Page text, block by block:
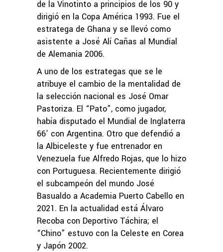
de la Vinotinto a principios de los 90 y
dirigió en la Copa América 1993. Fue el
estratega de Ghana y se llevó como
asistente a José Alí Cañas al Mundial
de Alemania 2006.
A uno de los estrategas que se le
atribuye el cambio de la mentalidad de
la selección nacional es José Omar
Pastoriza. El “Pato”, como jugador,
había disputado el Mundial de Inglaterra
66’ con Argentina. Otro que defendió a
la Albiceleste y fue entrenador en
Venezuela fue Alfredo Rojas, que lo hizo
con Portuguesa. Recientemente dirigió
el subcampeón del mundo José
Basualdo a Academia Puerto Cabello en
2021. En la actualidad está Álvaro
Recoba con Deportivo Táchira; el
“Chino” estuvo con la Celeste en Corea
y Japón 2002.